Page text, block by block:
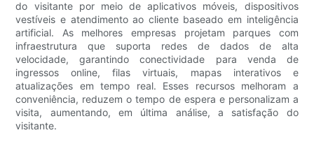
do visitante por meio de aplicativos móveis, dispositivos
vestíveis e atendimento ao cliente baseado em inteligência
artificial. As melhores empresas projetam parques com
infraestrutura que suporta redes de dados de alta
velocidade, garantindo conectividade para venda de
ingressos online, filas virtuais, mapas interativos e
atualizações em tempo real. Esses recursos melhoram a
conveniência, reduzem o tempo de espera e personalizam a
visita, aumentando, em última análise, a satisfação do
visitante.